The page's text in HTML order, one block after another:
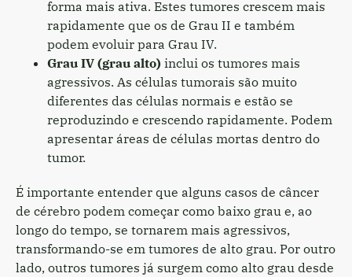
forma mais ativa. Estes tumores crescem mais
rapidamente que os de Grau II e também
podem evoluir para Grau IV.
Grau IV (grau alto) inclui os tumores mais
agressivos. As células tumorais são muito
diferentes das células normais e estão se
reproduzindo e crescendo rapidamente. Podem
apresentar áreas de células mortas dentro do
tumor.
É importante entender que alguns casos de câncer
de cérebro podem começar como baixo grau e, ao
longo do tempo, se tornarem mais agressivos,
transformando-se em tumores de alto grau. Por outro
lado, outros tumores já surgem como alto grau desde